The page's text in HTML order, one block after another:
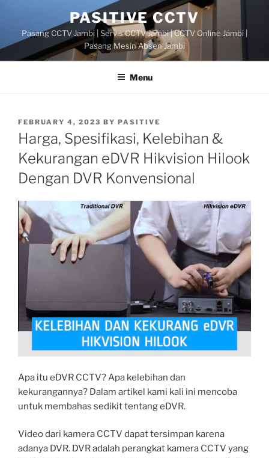
content
PASITIVE CCTV
Pasang CCTV Jambi | Servis CCTV Jambi | CCTV Online Jambi |
Pasang Mesin Absen Jambi
Menu
POSTED
ON
FEBRUARY 4, 2023 BY PASITIVE
Harga, Spesifikasi, Kelebihan &
Kekurangan eDVR Hikvision Hilook
Dengan DVR Konvensional
Apa itu eDVR CCTV? Apa kelebihan dan
kekurangannya? Dalam artikel kami kali ini mencoba
untuk membahas sedikit tentang eDVR.
Video dari kamera CCTV dapat tersimpan karena
adanya DVR. DVR adalah perangkat kamera CCTV yang